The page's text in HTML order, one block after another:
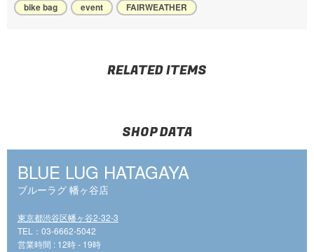
bike bag event FAIRWEATHER
RELATED ITEMS
SHOP DATA
BLUE LUG HATAGAYA
ブルーラグ 幡ヶ谷店
東京都渋谷区幡ヶ谷2-32-3
TEL：03-6662-5042
営業時間 : 12時 - 19時